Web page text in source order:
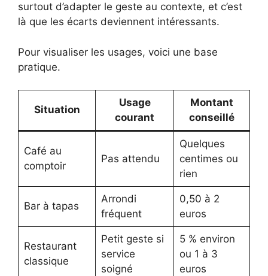
surtout d’adapter le geste au contexte, et c’est
là que les écarts deviennent intéressants.
Pour visualiser les usages, voici une base
pratique.
Situation
Usage
courant
Montant
conseillé
Café au
comptoir
Pas attendu
Quelques
centimes ou
rien
Bar à tapas
Arrondi
fréquent
0,50 à 2
euros
Restaurant
classique
Petit geste si
service
soigné
5 % environ
ou 1 à 3
euros